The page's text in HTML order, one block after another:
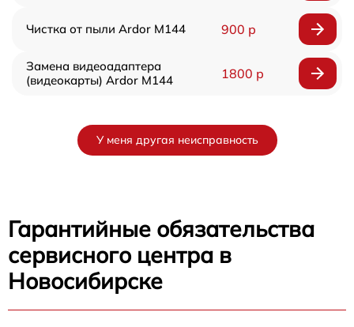
Чистка от пыли Ardor M144 900 р
Замена видеоадаптера
(видеокарты) Ardor M144
1800 р
У меня другая неисправность
Гарантийные обязательства
сервисного центра в
Новосибирске